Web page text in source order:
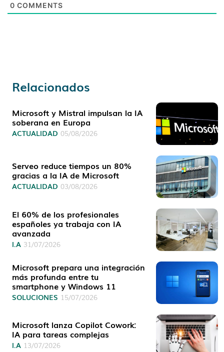
0 COMMENTS
Relacionados
Microsoft y Mistral impulsan la IA
soberana en Europa
ACTUALIDAD 05/08/2026
Serveo reduce tiempos un 80%
gracias a la IA de Microsoft
ACTUALIDAD 03/08/2026
El 60% de los profesionales
españoles ya trabaja con IA
avanzada
I.A 31/07/2026
Microsoft prepara una integración
más profunda entre tu
smartphone y Windows 11
SOLUCIONES 15/07/2026
Microsoft lanza Copilot Cowork:
IA para tareas complejas
I.A 13/07/2026